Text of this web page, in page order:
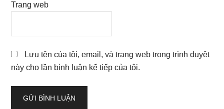
Trang web
Lưu tên của tôi, email, và trang web trong trình duyệt
này cho lần bình luận kế tiếp của tôi.